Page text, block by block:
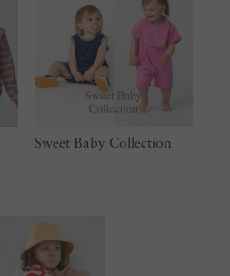
Sweet Baby Collection